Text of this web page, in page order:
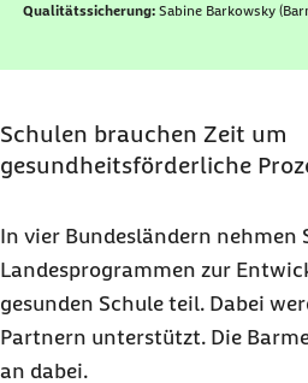
Qualitätssicherung: Sabine Barkowsky
Schulen brauchen Zeit um
gesundheitsförderliche
In vier Bundesländern nehmen
Landesprogrammen zur
gesunden Schule teil. Dabei
Partnern unterstützt. Die
an dabei.